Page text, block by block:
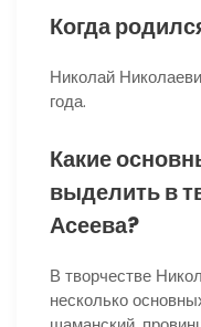
Когда
Николай
года.
Какие
выделить в
Асеева?
В творчестве
несколько